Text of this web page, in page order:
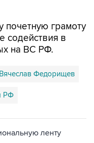
почетную грамоту
содействия в
на ВС РФ.
Вячеслав Федорищев
РФ
ленту